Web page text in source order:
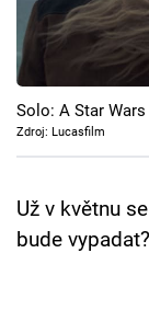
Pořady
TV Program
Přihlášení
Solo: A Star
Zdroj: Lucasfilm
Už v květnu
bude vypadat?